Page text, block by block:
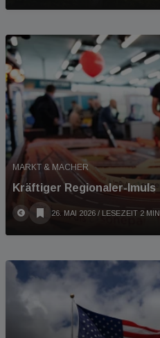
MARKT & MACHER
Kräftiger Regionaler-Imuls
26. MAI 2026 / LESEZEIT 2 MIN